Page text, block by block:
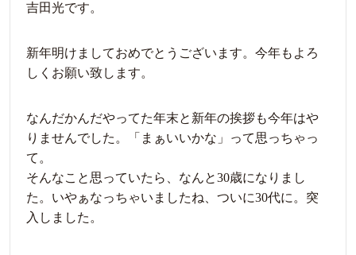
吉田光です。
新年明けましておめでとうございます。今年もよろ
しくお願い致します。
なんだかんだやってた年末と新年の挨拶も今年はや
りませんでした。「まぁいいかな」って思っちゃっ
て。
そんなこと思っていたら、なんと30歳になりまし
た。いやぁなっちゃいましたね、ついに30代に。突
入しました。